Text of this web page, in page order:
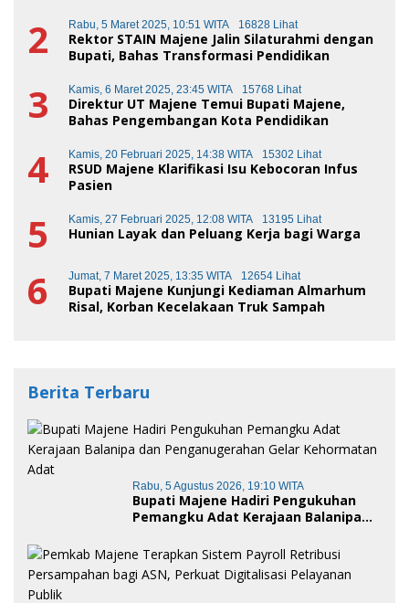
2 Rabu, 5 Maret 2025, 10:51 WITA 16828 Lihat
Rektor STAIN Majene Jalin Silaturahmi dengan
Bupati, Bahas Transformasi Pendidikan
3 Kamis, 6 Maret 2025, 23:45 WITA 15768 Lihat
Direktur UT Majene Temui Bupati Majene,
Bahas Pengembangan Kota Pendidikan
4 Kamis, 20 Februari 2025, 14:38 WITA 15302 Lihat
RSUD Majene Klarifikasi Isu Kebocoran Infus
Pasien
5 Kamis, 27 Februari 2025, 12:08 WITA 13195 Lihat
Hunian Layak dan Peluang Kerja bagi Warga
6 Jumat, 7 Maret 2025, 13:35 WITA 12654 Lihat
Bupati Majene Kunjungi Kediaman Almarhum
Risal, Korban Kecelakaan Truk Sampah
Berita Terbaru
Rabu, 5 Agustus 2026, 19:10 WITA
Bupati Majene Hadiri Pengukuhan
Pemangku Adat Kerajaan Balanipa
Kehormatan Adat